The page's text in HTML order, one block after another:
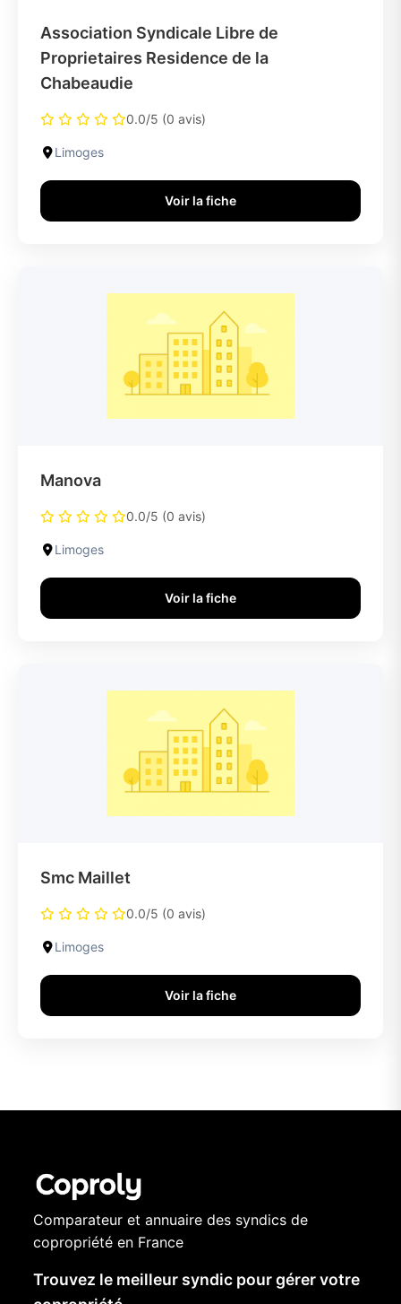
Association Syndicale Libre de
Proprietaires Residence de la
Chabeaudie
0.0/5 (0 avis)
Limoges
Voir la fiche
Manova
0.0/5 (0 avis)
Limoges
Voir la fiche
Smc Maillet
0.0/5 (0 avis)
Limoges
Voir la fiche
Comparateur et annuaire des syndics de
copropriété en France
Trouvez le meilleur syndic pour gérer votre